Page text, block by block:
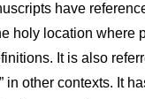
have
holy location where
It is also
in other contexts. It